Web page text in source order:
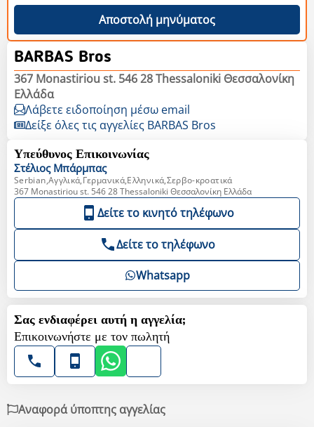
Αποστολή μηνύματος
BARBAS Bros
367 Monastiriou st. 546 28 Thessaloniki Θεσσαλονίκη
Ελλάδα
Λάβετε ειδοποίηση μέσω email
Δείξε όλες τις αγγελίες BARBAS Bros
Υπεύθυνος Επικοινωνίας
Στέλιος Μπάρμπας
Serbian,Αγγλικά,Γερμανικά,Ελληνικά,Σερβο-κροατικά
367 Monastiriou st. 546 28 Thessaloniki Θεσσαλονίκη Ελλάδα
Δείτε το κινητό τηλέφωνο
Δείτε το τηλέφωνο
Whatsapp
Σας ενδιαφέρει αυτή η αγγελία;
Επικοινωνήστε με τον πωλητή
Αναφορά ύποπτης αγγελίας